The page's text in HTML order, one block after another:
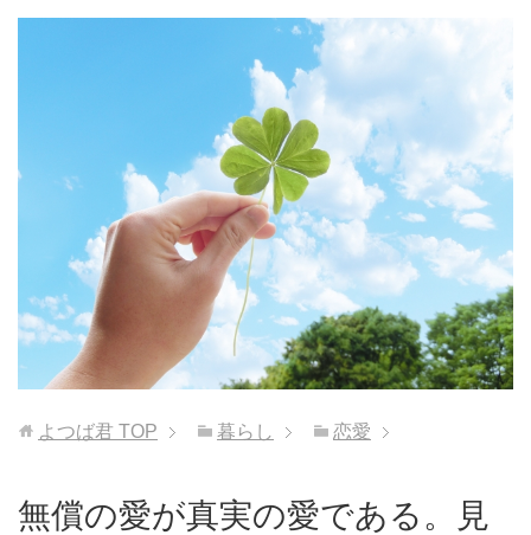
よつば君 TOP 暮らし 恋愛
無償の愛が真実の愛である。見